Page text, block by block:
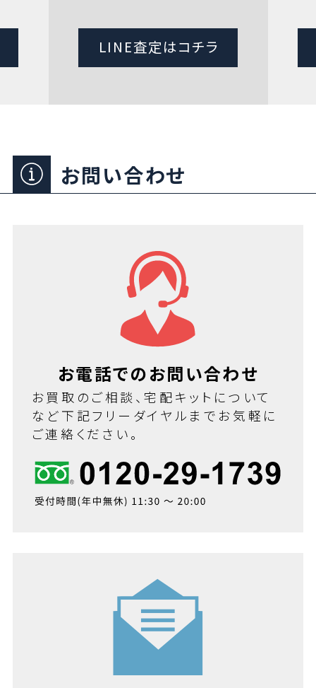
LINE査定はコチラ
お問い合わせ
お電話でのお問い合わせ
お買取のご相談、宅配キットについて
など下記フリーダイヤルまでお気軽に
ご連絡ください。